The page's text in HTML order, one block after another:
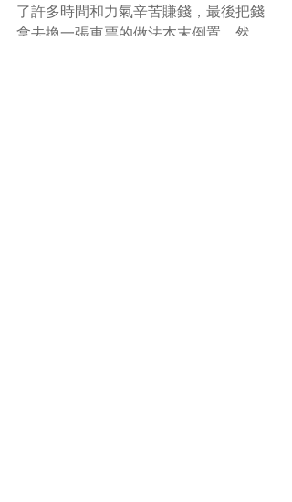
了許多時間和力氣辛苦賺錢，最後把錢
拿去換一張車票的做法本末倒置。然